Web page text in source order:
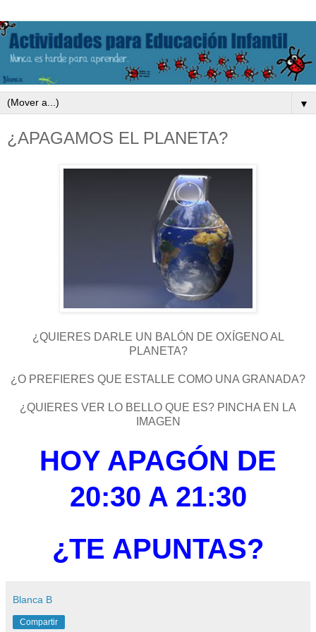
▼
¿APAGAMOS EL PLANETA?
¿QUIERES DARLE UN BALÓN DE OXÍGENO AL
PLANETA?
¿O PREFIERES QUE ESTALLE COMO UNA GRANADA?
¿QUIERES VER LO BELLO QUE ES? PINCHA EN LA
IMAGEN
HOY APAGÓN DE
20:30 A 21:30
¿TE APUNTAS?
Blanca B
Compartir